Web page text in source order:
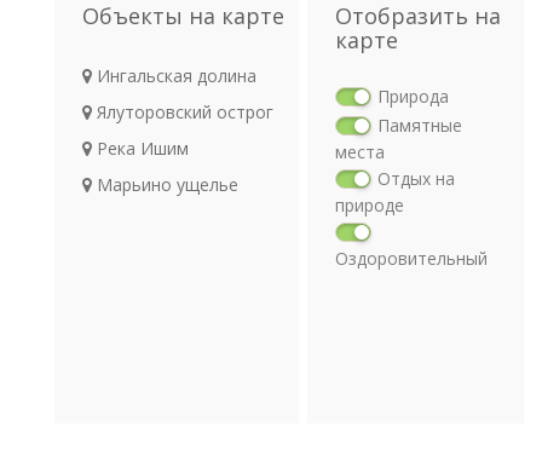
Объекты на карте
Ингальская долина
Ялуторовский острог
Река Ишим
Марьино ущелье
Отобразить на
карте
Природа
Памятные
места
Отдых на
природе
Оздоровительный